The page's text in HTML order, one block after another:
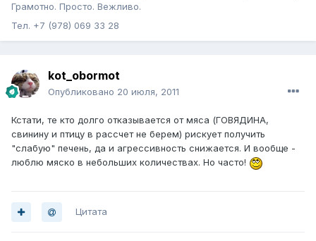
Грамотно. Просто. Вежливо.
Тел. +7 (978) 069 33 28
kot_obormot
Опубликовано 20 июля, 2011
Кстати, те кто долго отказывается от мяса (ГОВЯДИНА,
свинину и птицу в рассчет не берем) рискует получить
"слабую" печень, да и агрессивность снижается. И вообще -
люблю мяско в небольших количествах. Но часто!
Цитата